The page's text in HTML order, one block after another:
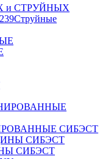
и СТРУЙНЫХ
239Струйные
СИБЭСТ
СИБЭСТ